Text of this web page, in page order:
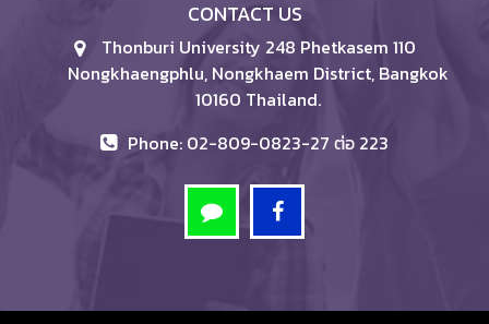
CONTACT US
Thonburi University 248 Phetkasem 110
Nongkhaengphlu, Nongkhaem District, Bangkok
10160 Thailand.
Phone: 02-809-0823-27 ต่อ 223